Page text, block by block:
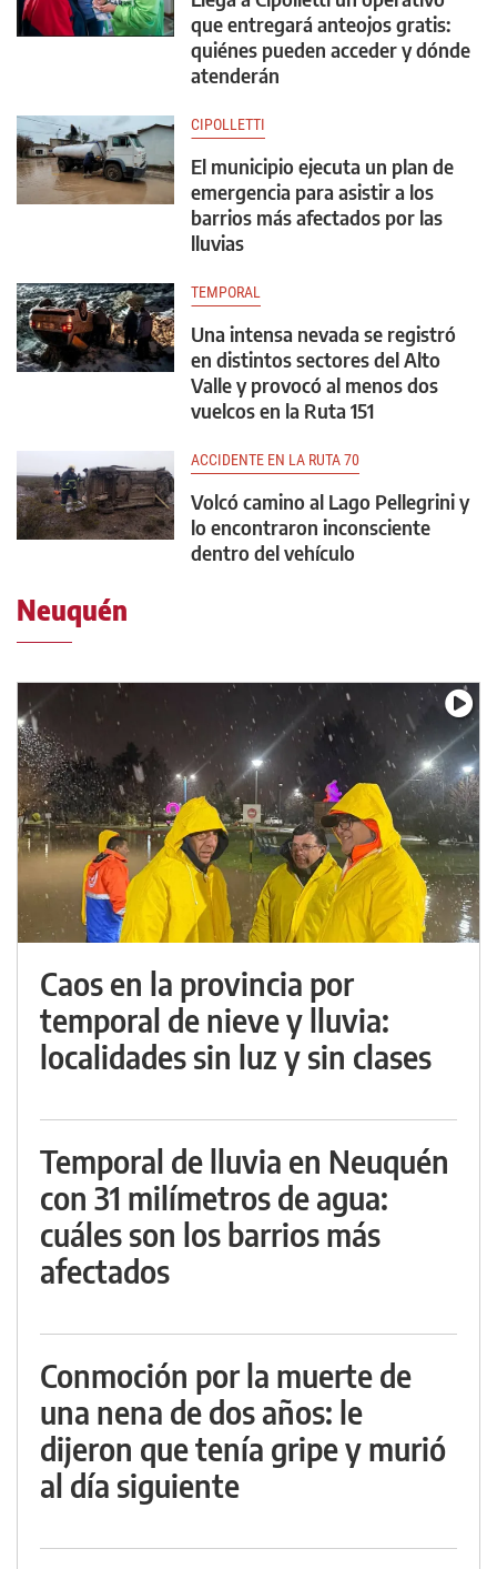
que entregará anteojos gratis:
quiénes pueden acceder y dónde
atenderán
CIPOLLETTI
El municipio ejecuta un plan de
emergencia para asistir a los
barrios más afectados por las
lluvias
TEMPORAL
Una intensa nevada se registró
en distintos sectores del Alto
Valle y provocó al menos dos
vuelcos en la Ruta 151
ACCIDENTE EN LA RUTA 70
Volcó camino al Lago Pellegrini y
lo encontraron inconsciente
dentro del vehículo
Neuquén
Caos en la provincia por
temporal de nieve y lluvia:
localidades sin luz y sin clases
Temporal de lluvia en Neuquén
con 31 milímetros de agua:
cuáles son los barrios más
afectados
Conmoción por la muerte de
una nena de dos años: le
dijeron que tenía gripe y murió
al día siguiente